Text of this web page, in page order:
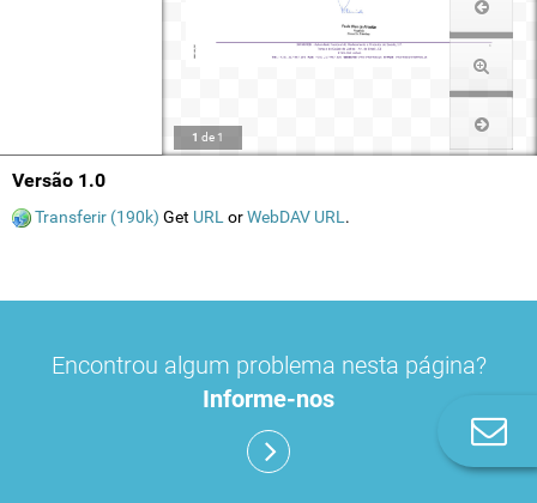
1 de 1
Versão 1.0
Transferir (190k) Get URL orWebDAV URL .
Encontrou algum problema nesta página?
Informe-nos